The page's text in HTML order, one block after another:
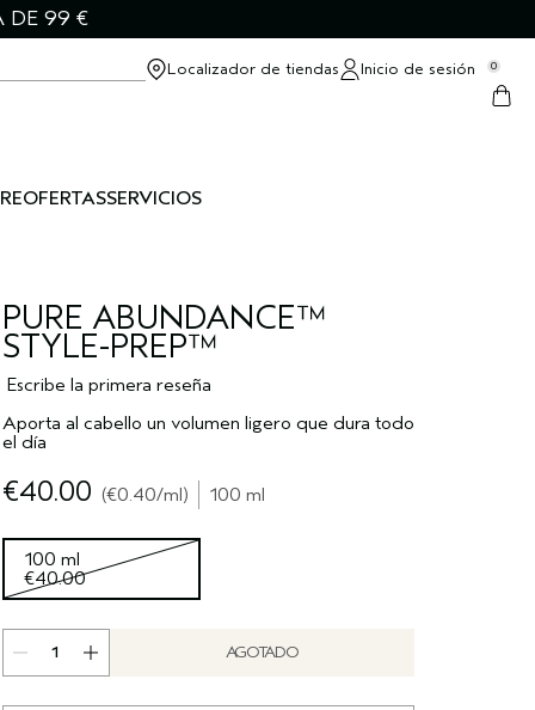
DE 99 €
Localizador de tiendas Inicio de sesión 0
OFERTASSERVICIOS
PURE ABUNDANCE™
STYLE-PREP™
Escribe la primera reseña
Aporta al cabello un volumen ligero que dura todo
el día
€40.00 €0.40/ml 100 ml
100 ml
€40.00
AGOTADO